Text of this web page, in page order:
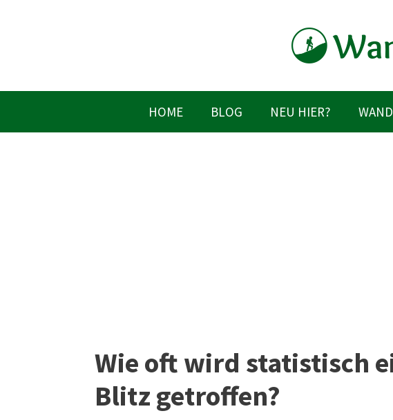
HOME BLOG NEU HIER?
Wie oft wird statistisch
Blitz getroffen?